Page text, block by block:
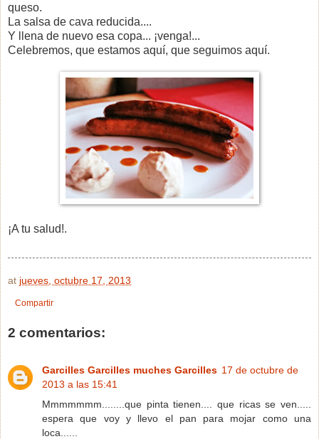
queso.
La salsa de cava reducida....
Y llena de nuevo esa copa... ¡venga!...
Celebremos, que estamos aquí, que seguimos aquí.
¡A tu salud!.
at jueves, octubre 17, 2013
Compartir
2 comentarios:
Garcilles Garcilles muches Garcilles 17 de octubre de
2013 a las 15:41
Mmmmmmm........que pinta tienen.... que ricas se ven.....
espera que voy y llevo el pan para mojar como una
loca......